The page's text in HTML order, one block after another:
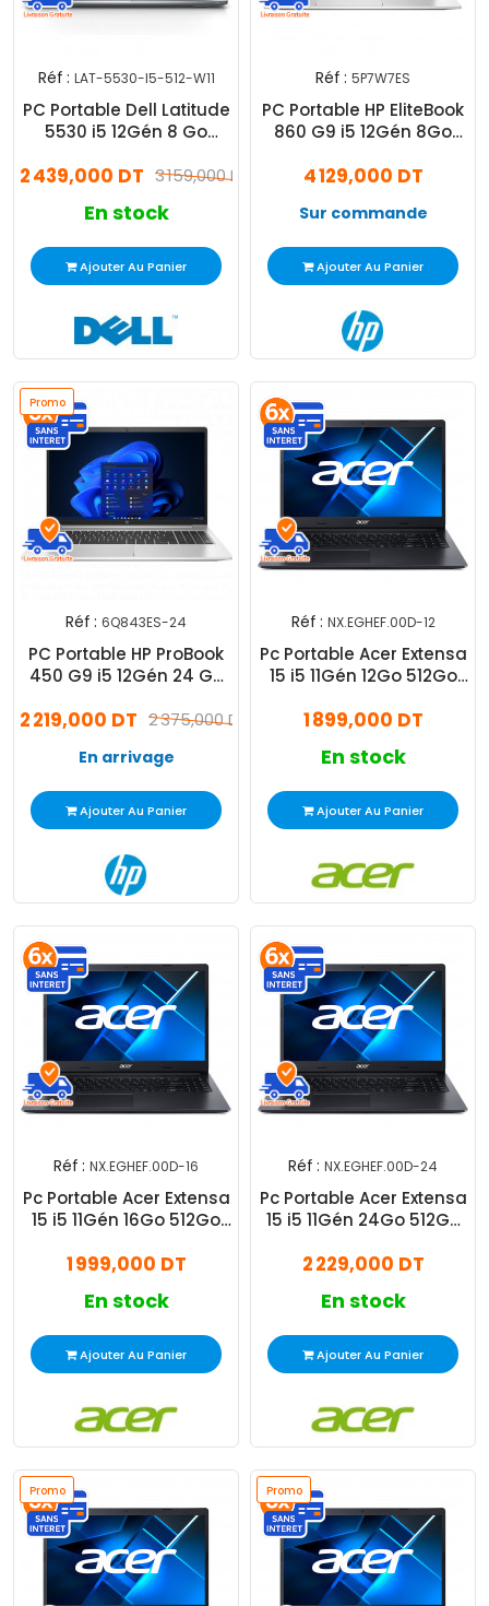
Réf : LAT-5530-I5-512-W11
PC Portable Dell Latitude
5530 i5 12Gén 8 Go
Pro
3 159,000 DT
2 439,000 DT
En stock
Ajouter Au Panier
Web !
Réf : 5P7W7ES
PC Portable HP EliteBook
860 G9 i5 12Gén 8Go
(5P7W7ES)
4 129,000 DT
Sur commande
Ajouter Au Panier
Promo
Réf : 6Q843ES-24
PC Portable HP ProBook
450 G9 i5 12Gén 24 Go
2 375,000 DT
2 219,000 DT
En arrivage
Ajouter Au Panier
Réf : NX.EGHEF.00D-12
Pc Portable Acer Extensa
15 i5 11Gén 12Go 512Go
1 899,000 DT
En stock
Ajouter Au Panier
Réf : NX.EGHEF.00D-16
Pc Portable Acer Extensa
15 i5 11Gén 16Go 512Go
1 999,000 DT
En stock
Ajouter Au Panier
Réf : NX.EGHEF.00D-24
Pc Portable Acer Extensa
15 i5 11Gén 24Go 512Go
2 229,000 DT
En stock
Ajouter Au Panier
Promo Promo